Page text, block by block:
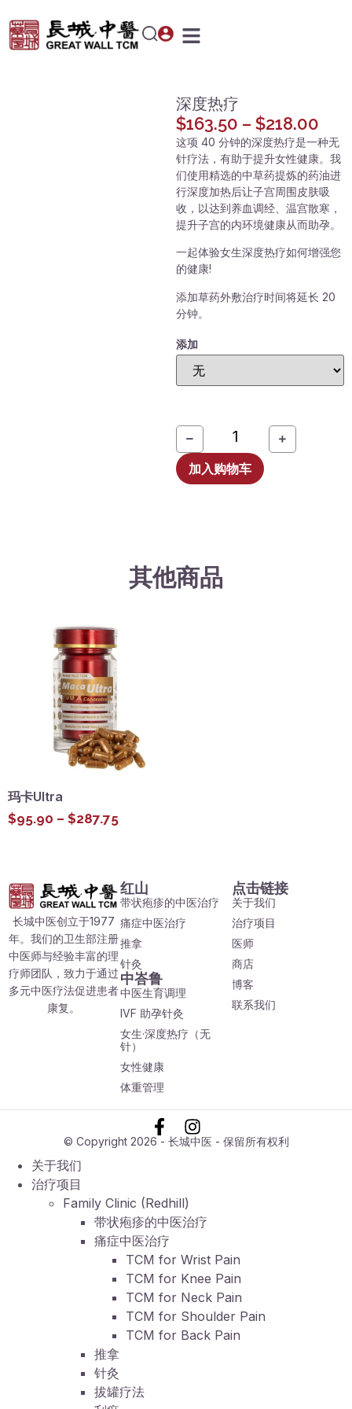
深度热疗
$163.50 – $218.00
这项 40 分钟的深度热疗是一种无
针疗法，有助于提升女性健康。我
们使用精选的中草药提炼的药油进
行深度加热后让子宫周围皮肤吸
收，以达到养血调经、温宫散寒，
提升子宫的内环境健康从而助孕。
一起体验女生深度热疗如何增强您
的健康!
添加草药外敷治疗时间将延长 20
分钟。
添加
加入购物车
其他商品
玛卡Ultra
$95.90 – $287.75
长城中医创立于1977
年。我们的卫生部注册
中医师与经验丰富的理
疗师团队，致力于通过
多元中医疗法促进患者
康复。
红山
带状疱疹的中医治疗
痛症中医治疗
推拿
针灸
中峇鲁
中医生育调理
IVF 助孕针灸
女生·深度热疗（无
针）
女性健康
体重管理
点击链接
关于我们
治疗项目
医师
商店
博客
联系我们
© Copyright 2026 - 长城中医 - 保留所有权利
关于我们
治疗项目
Family Clinic (Redhill)
带状疱疹的中医治疗
痛症中医治疗
TCM for Wrist Pain
TCM for Knee Pain
TCM for Neck Pain
TCM for Shoulder Pain
TCM for Back Pain
推拿
针灸
拔罐疗法